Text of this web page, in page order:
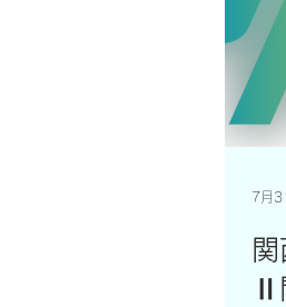
Ⅱ
7月